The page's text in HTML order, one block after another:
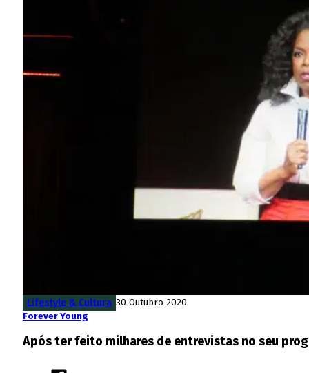
Lifestyle & Cultura 30 Outubro 2020
Forever Young
Após ter feito milhares de entrevistas no seu